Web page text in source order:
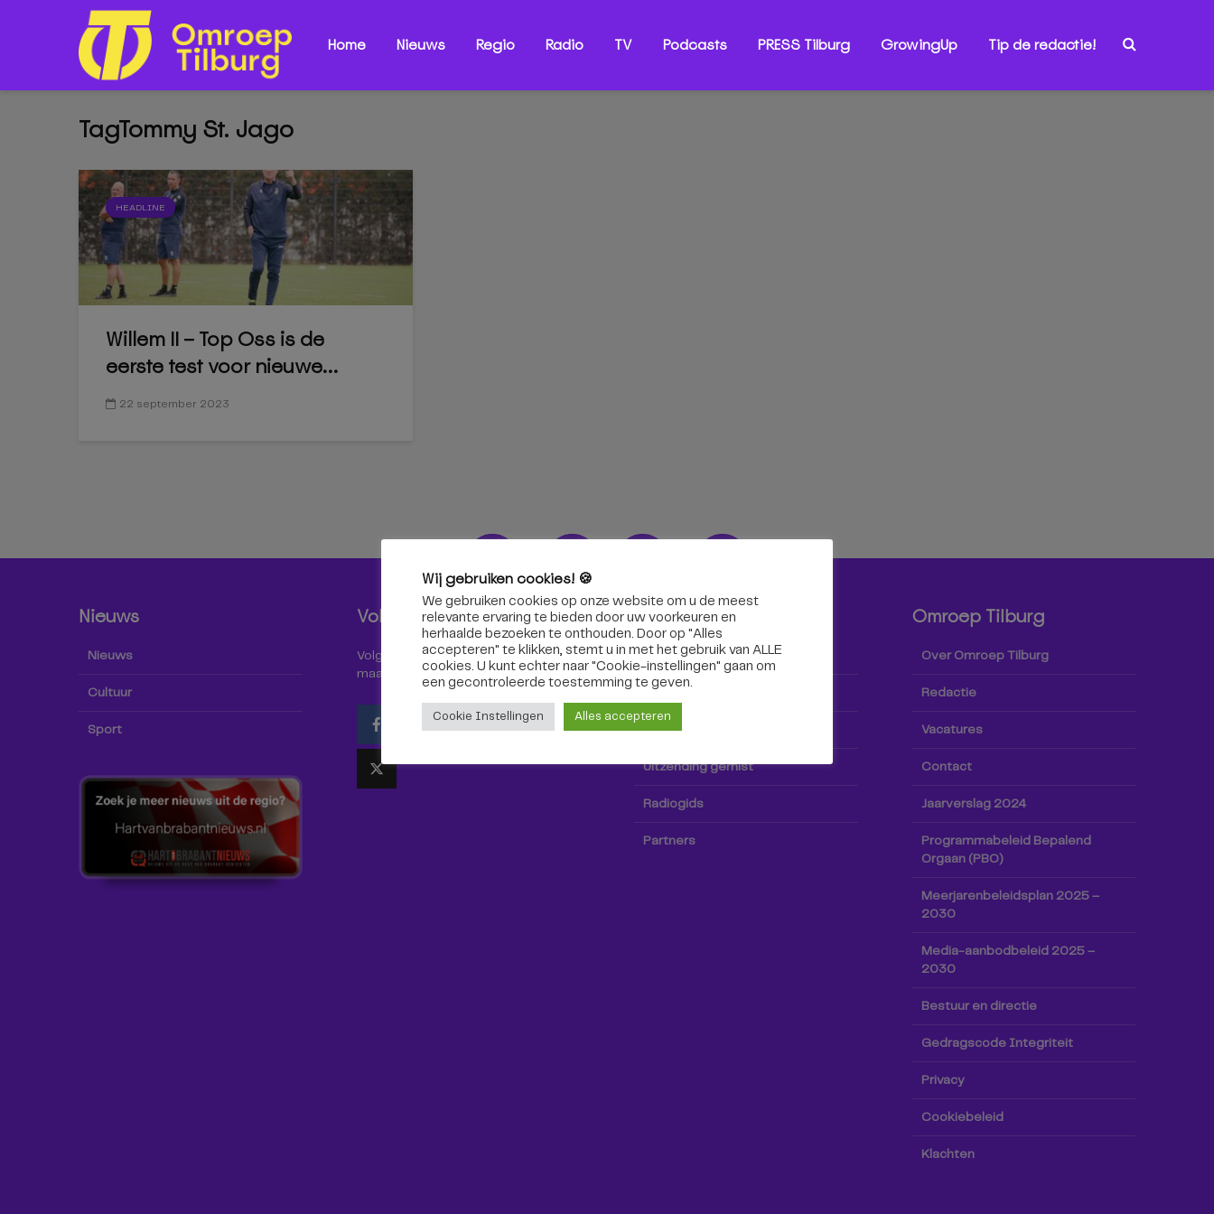
Home Nieuws Regio Radio TV Podcasts PRESS Tilburg GrowingUp Tip de redactie!
TagTommy St. Jago
HEADLINE
Willem II – Top Oss is de
eerste test voor nieuwe...
22 september 2023
Nieuws
Nieuws
Cultuur
Sport
Volg ons!
Volg Omroep Tilburg niet alleen hier,
maar ook via social media!
Radio & TV
Kijk tv
Radio
TV-gids
Uitzending gemist
Radiogids
Partners
Omroep Tilburg
Over Omroep Tilburg
Redactie
Vacatures
Contact
Jaarverslag 2024
Programmabeleid Bepalend
Orgaan (PBO)
Meerjarenbeleidsplan 2025 –
2030
Media-aanbodbeleid 2025 –
2030
Bestuur en directie
Gedragscode Integriteit
Privacy
Cookiebeleid
Klachten
Wij gebruiken cookies! 🍪
We gebruiken cookies op onze website om u de meest
relevante ervaring te bieden door uw voorkeuren en
herhaalde bezoeken te onthouden. Door op "Alles
accepteren" te klikken, stemt u in met het gebruik van ALLE
cookies. U kunt echter naar "Cookie-instellingen" gaan om
een ​​gecontroleerde toestemming te geven.
Cookie Instellingen Alles accepteren